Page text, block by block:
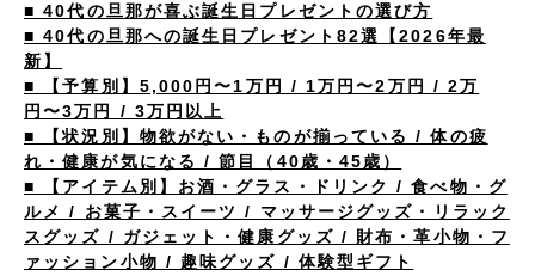
■ 40代の旦那が喜ぶ誕生日プレゼントの選び方
■ 40代の旦那への誕生日プレゼント82選【2026年最
新】
■ 【予算別】5,000円〜1万円 / 1万円〜2万円 / 2万
円〜3万円 / 3万円以上
■ 【状況別】物欲がない・ものが揃っている / 体の疲
れ・健康が気になる / 節目（40歳・45歳）
■ 【アイテム別】お酒・グラス・ドリンク / 食べ物・グ
ルメ / お菓子・スイーツ / マッサージグッズ・リラック
スグッズ / ガジェット・健康グッズ / 財布・革小物・フ
ァッション小物 / 趣味グッズ / 体験型ギフト